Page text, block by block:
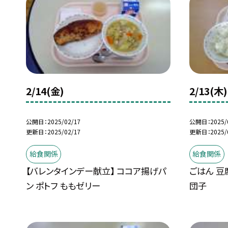
2/14(金)
公開日 2025/02/17
更新日 2025/02/17
給食関係
【バレンタインデー献立】 ココア揚げパ
ン ポトフ ももゼリー
2/13(木)
公開日
更新日
給食関係
ごはん 豆
団子